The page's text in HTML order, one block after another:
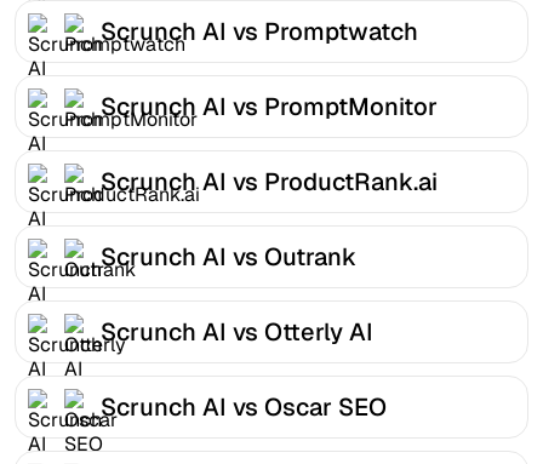
Scrunch AI vs Promptwatch
Scrunch AI vs PromptMonitor
Scrunch AI vs ProductRank.ai
Scrunch AI vs Outrank
Scrunch AI vs Otterly AI
Scrunch AI vs Oscar SEO